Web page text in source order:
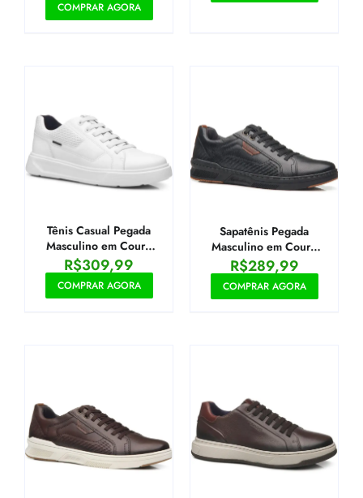
COMPRAR AGORA
Tênis Casual Pegada
Masculino em Couro
Branco 110923-01
R$309,99
COMPRAR AGORA
Sapatênis Pegada
Masculino em Couro
Preto 110602-06
R$289,99
COMPRAR AGORA